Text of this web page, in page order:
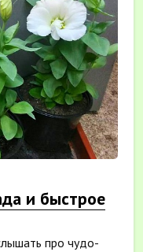
и быстрое
про чудо-